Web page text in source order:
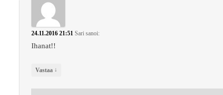
24.11.2016 21:51 Sari sanoi:
Ihanat!!
Vastaa ↓